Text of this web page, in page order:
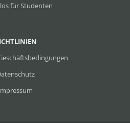
für Studenten